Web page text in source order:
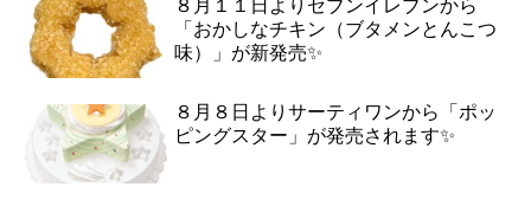
８月１１日よりセブンイレブンから
「おかしなチキン（ブタメンとんこつ
味）」が新発売✨
８月８日よりサーティワンから「ポッ
ピングスター」が発売されます✨